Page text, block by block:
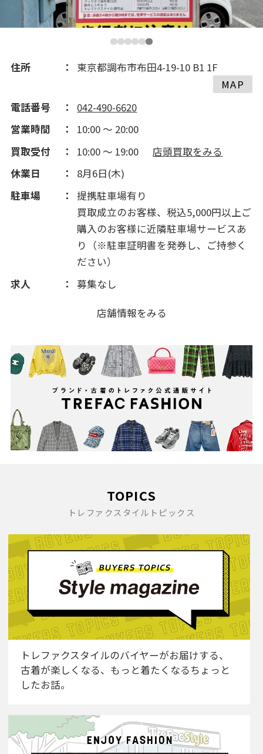
2017(259)
2016(353)
2015(235)
2014(198)
2013(99)
2012(212)
2011(325)
2010(27)
住所
東京都調布市布田4-19-10 B1 1F
MAP
電話番号
042-490-6620
営業時間
10:00 ～ 20:00
買取受付
10:00 ～ 19:00
店頭買取をみる
休業日
8月6日(木)
駐車場
提携駐車場有り
買取成立のお客様、税込5,000円以上ご
購入のお客様に近隣駐車場サービスあ
り（※駐車証明書を発券し、ご持参く
ださい）
求人
募集なし
店舗情報をみる
TOPICS
トレファクスタイルトピックス
トレファクスタイルのバイヤーがお届けする、
古着が楽しくなる、もっと着たくなるちょっと
したお話。